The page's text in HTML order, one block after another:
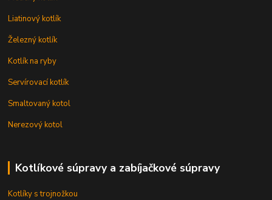
Liatinový kotlík
Železný kotlík
Kotlík na ryby
Servírovací kotlík
Smaltovaný kotol
Nerezový kotol
Kotlíkové súpravy a zabíjačkové súpravy
Kotlíky s trojnožkou